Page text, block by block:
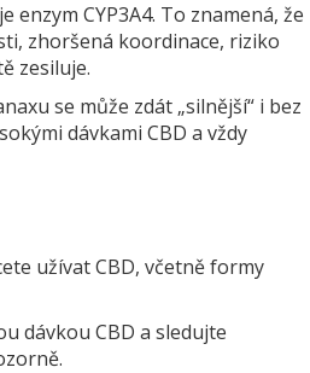
CYP3A4. To znamená, že
zhoršená koordinace, riziko
zesiluje.
se může zdát „silnější“ i bez
dávkami CBD a vždy
užívat CBD, včetně formy
dávkou CBD a sledujte